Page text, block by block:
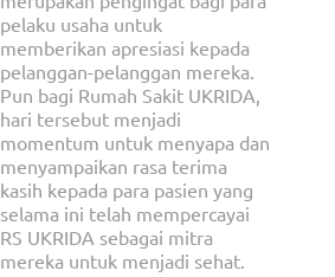
pelaku usaha untuk
memberikan apresiasi kepada
pelanggan-pelanggan mereka.
Pun bagi Rumah Sakit UKRIDA,
hari tersebut menjadi
momentum untuk menyapa dan
menyampaikan rasa terima
kasih kepada para pasien yang
selama ini telah mempercayai
RS UKRIDA sebagai mitra
mereka untuk menjadi sehat.